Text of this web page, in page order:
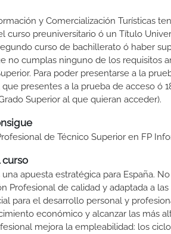
y Comercialización Turísticas
curso preuniversitario ó un Título
curso de bachillerato ó haber
no cumplas ninguno de los requisitos
Para poder presentarse a la
presentes a la prueba de acceso ó
Superior al que quieran acceder).
de Técnico Superior en FP
curso
apuesta estratégica para España.
Profesional de calidad y adaptada a
para el desarrollo personal y
económico y alcanzar las más
mejora la empleabilidad: los